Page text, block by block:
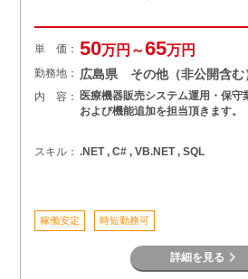
単 価： 50万円～65万円
勤務地： 広島県 その他（非公開含む
内 容：
医療機器販売システム運用・保守
および機能追加を担当頂きます。
スキル： .NET , C# , VB.NET , SQL
稼働安定 時短勤務可
詳細を見る